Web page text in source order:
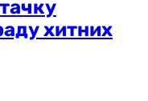
хитних